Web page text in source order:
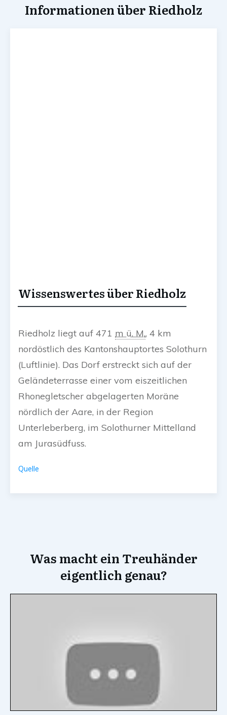
Informationen über Riedholz
Wissenswertes über Riedholz
Riedholz liegt auf 471 m ü. M., 4 km
nordöstlich des Kantonshauptortes Solothurn
(Luftlinie). Das Dorf erstreckt sich auf der
Geländeterrasse einer vom eiszeitlichen
Rhonegletscher abgelagerten Moräne
nördlich der Aare, in der Region
Unterleberberg, im Solothurner Mittelland
am Jurasüdfuss.
Quelle
Was macht ein Treuhänder
eigentlich genau?